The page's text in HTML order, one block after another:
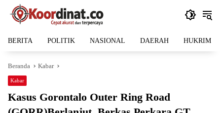
Langsung
BERITA POLITIK NASIONAL DAERAH HUKRIM
Beranda Kabar
Kabar
Kasus Gorontalo Outer Ring Road